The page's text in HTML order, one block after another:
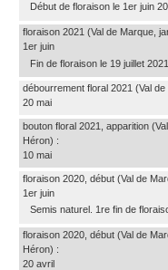
Début de floraison le 1er juin
floraison 2021 (Val de Marque,
1er juin
Fin de floraison le 19 juillet 2021
débourrement floral 2021 (Val
20 mai
bouton floral 2021, apparition
Héron) :
10 mai
floraison 2020, début (Val de
1er juin
Semis naturel. 1re fin de
floraison 2020, début (Val de
Héron) :
20 avril